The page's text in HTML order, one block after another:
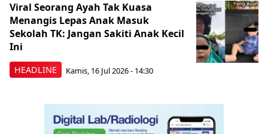
HEADLINE
Viral Seorang Ayah Tak Kuasa
Menangis Lepas Anak Masuk
Sekolah TK: Jangan Sakiti Anak Kecil
Ini
Kamis, 16 Jul 2026 - 14:30